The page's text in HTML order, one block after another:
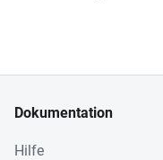
Dokumentation
Hilfe